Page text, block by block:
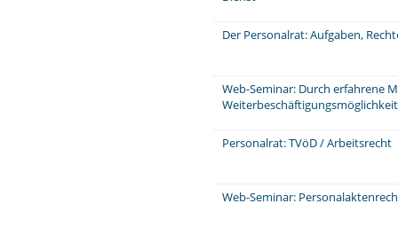
Der Personalrat: Aufgaben,
Web-Seminar: Durch erfahrene
Personalrat: TVöD / Arbeitsrecht
Web-Seminar: